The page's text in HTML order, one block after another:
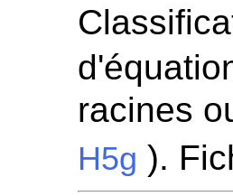
racines
H5g ).